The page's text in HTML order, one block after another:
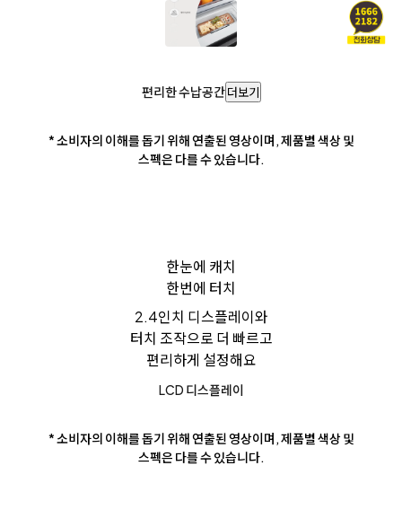
편리한 수납공간 더보기
* 소비자의 이해를 돕기 위해 연출된 영상이며, 제품별 색상 및
스펙은 다를 수 있습니다.
한눈에 캐치
한번에 터치
2.4인치 디스플레이와
터치 조작으로 더 빠르고
편리하게 설정해요
LCD 디스플레이
* 소비자의 이해를 돕기 위해 연출된 영상이며, 제품별 색상 및
스펙은 다를 수 있습니다.